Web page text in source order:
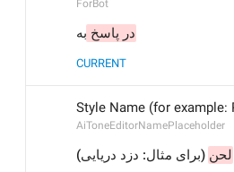
ForBot
در پاسخ به
CURRENT
Style Name (for example:
AiToneEditorNamePlaceholder
لحن (برای مثال: دزد دریایی)